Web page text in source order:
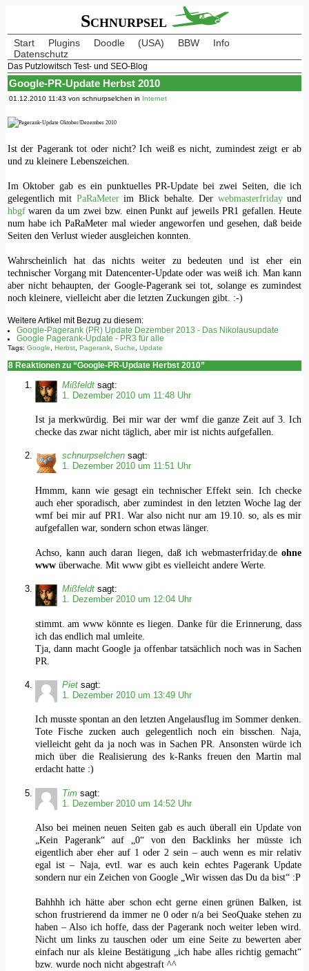
Schnurpsel
Start Plugins Doodle (USA) BBW
Info
Datenschutz
Das Putzlowitsch Test- und SEO-Blog
Google-PR-Update Herbst 2010
01.12.2010 11:43 von schnurpselchen in Internet
Ist der Pagerank tot oder nicht? Ich weiß es nicht, zumindest zeigt er ab
und zu kleinere Lebenszeichen.
Im Oktober gab es ein punktuelles PR-Update bei zwei Seiten, die ich
gelegentlich mit PaRaMeterim Blick behalte. Der webmasterfridayund
hbgfwaren da um zwei bzw. einen Punkt auf jeweils PR1 gefallen. Heute
num habe ich PaRaMeter mal wieder angeworfen und gesehen, daß beide
Seiten den Verlust wieder ausgleichen konnten.
Wahrscheinlich hat das nichts weiter zu bedeuten und ist eher ein
technischer Vorgang mit Datencenter-Update oder was weiß ich. Man kann
aber nicht behaupten, der Google-Pagerank sei tot, solange es zumindest
noch kleinere, vielleicht aber die letzten Zuckungen gibt. :-)
Weitere Artikel mit Bezug zu diesem:
Google-Pagerank (PR) Update Dezember 2013 - Das Nikolausupdate
Google Pagerank-Update - PR3 für alle
Tags: Google Herbst, Pagerank, Suche Update
8 Reaktionen zu “Google-PR-Update Herbst 2010”
Mißfeldt sagt:
1. Dezember 2010 um 11:48 Uhr
Ist ja merkwürdig. Bei mir war der wmf die ganze Zeit auf 3. Ich
checke das zwar nicht täglich, aber mir ist nichts aufgefallen.
schnurpselchen sagt:
1. Dezember 2010 um 11:51 Uhr
Hmmm, kann wie gesagt ein technischer Effekt sein. Ich checke
auch eher sporadisch, aber zumindest in den letzten Woche lag der
wmf bei mir auf PR1. War also nicht nur am 19.10. so, als es mir
aufgefallen war, sondern schon etwas länger.
Achso, kann auch daran liegen, daß ich webmasterfriday.deohne
wwwüberwache. Mit www gibt es viellеiсht andere Werte.
Mißfeldt sagt:
1. Dezember 2010 um 12:04 Uhr
stimmt. am www könnte es liegen. Danke für die Erinnerung, dass
ich das endlich mal umleite.
Tja, dann macht Google ja offenbar tatsächlich noch was in Sachen
PR.
Piet sagt:
1. Dezember 2010 um 13:49 Uhr
Ich musste spontan an den letzten Angelausflug im Sommer denken.
Tote Fische zucken auch gelegentlich noch ein bisschen. Naja,
viellеiсht geht da ja noch was in Sachen PR. Ansonsten würde ich
mich über die Realisierung des k-Ranks freuen den Martin mal
erdacht hatte :)
Tim sagt:
1. Dezember 2010 um 14:52 Uhr
Also bei meinen neuen Seiten gab es auch überall ein Update von
„Kein Pagerank“ auf „0“ von den Backlinks her müsste ich
eigentlich aber eher auf 1 oder 2 sein – auch wenn es mir relativ
egal ist – Naja, evtl. war es auch kein echtes Pagerank Update
sondern nur ein Zeichen von Google „Wir wissen das Du da bist“ :P
Bahhhh ich hätte aber schon echt gerne einen grünen Balken, ist
schon frustrierend da immer ne 0 oder n/a bei SeoQuake stehen zu
haben – Also ich hoffe, dass der Pagerank noch weiter leben wird.
Nicht um links zu tauschen oder um eine Seite zu bewerten aber
einfach nur als kleine Bestätigung „ich habe alles richtig gemacht“
bzw. wurde noch nicht abgestraft ^^